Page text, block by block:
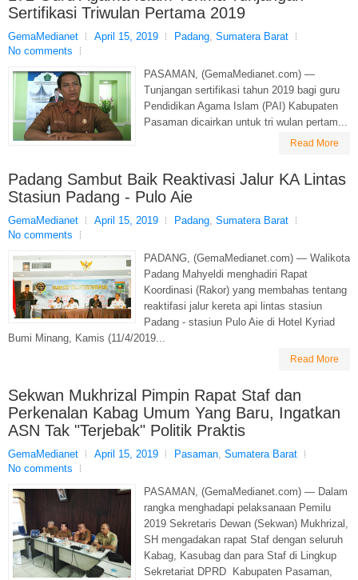
Sertifikasi Triwulan Pertama 2019
GemaMedianet April 15, 2019 Padang, Sumatera Barat
No comments
PASAMAN, (GemaMedianet.com) —
Tunjangan sertifikasi tahun 2019 bagi guru
Pendidikan Agama Islam (PAI) Kabupaten
Pasaman dicairkan untuk tri wulan pertam...
Read More
Padang Sambut Baik Reaktivasi Jalur KA Lintas
Stasiun Padang - Pulo Aie
GemaMedianet April 15, 2019 Padang, Sumatera Barat
No comments
PADANG, (GemaMedianet.com) — Walikota
Padang Mahyeldi menghadiri Rapat
Koordinasi (Rakor) yang membahas tentang
reaktifasi jalur kereta api lintas stasiun
Padang - stasiun Pulo Aie di Hotel Kyriad
Bumi Minang, Kamis (11/4/2019...
Read More
Sekwan Mukhrizal Pimpin Rapat Staf dan
Perkenalan Kabag Umum Yang Baru, Ingatkan
ASN Tak "Terjebak" Politik Praktis
GemaMedianet April 15, 2019 Pasaman, Sumatera Barat
No comments
PASAMAN, (GemaMedianet.com) — Dalam
rangka menghadapi pelaksanaan Pemilu
2019 Sekretaris Dewan (Sekwan) Mukhrizal,
SH mengadakan rapat Staf dengan seluruh
Kabag, Kasubag dan para Staf di Lingkup
Sekretariat DPRD Kabupaten Pasaman,